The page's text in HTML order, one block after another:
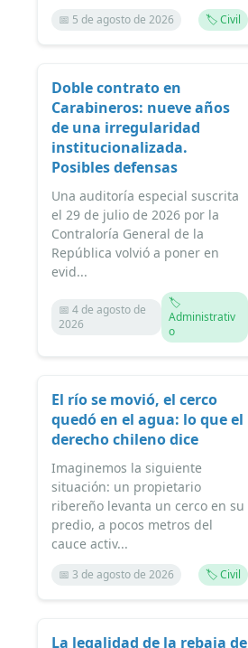
📅 5 de agosto de 2026 🏷️ Civil
Doble contrato en
Carabineros: nueve años
de una irregularidad
institucionalizada.
Posibles defensas
Una auditoría especial suscrita
el 29 de julio de 2026 por la
Contraloría General de la
República volvió a poner en
evid...
📅 4 de agosto de
2026
🏷️
Administrativ
o
El río se movió, el cerco
quedó en el agua: lo que el
derecho chileno dice
Imaginemos la siguiente
situación: un propietario
ribereño levanta un cerco en su
predio, a pocos metros del
cauce activ...
📅 3 de agosto de 2026 🏷️ Civil
La legalidad de la rebaja de